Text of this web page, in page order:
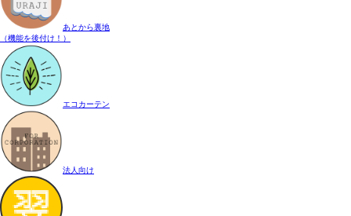
あとから裏地
（機能を後付け！）
エコカーテン
法人向け